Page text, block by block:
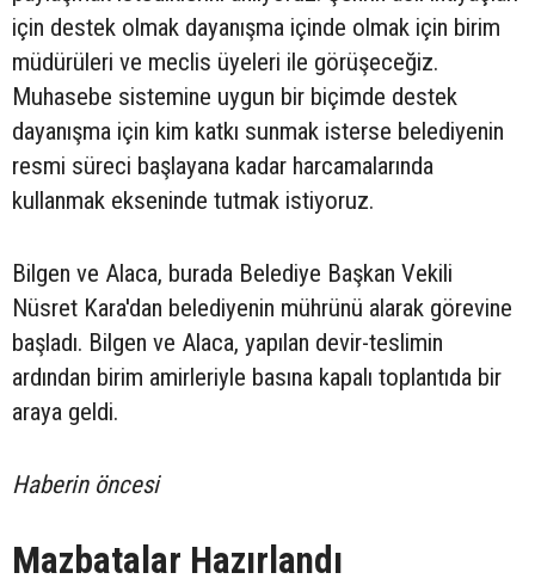
için destek olmak dayanışma içinde olmak için birim
müdürüleri ve meclis üyeleri ile görüşeceğiz.
Muhasebe sistemine uygun bir biçimde destek
dayanışma için kim katkı sunmak isterse belediyenin
resmi süreci başlayana kadar harcamalarında
kullanmak ekseninde tutmak istiyoruz.
Bilgen ve Alaca, burada Belediye Başkan Vekili
Nüsret Kara'dan belediyenin mührünü alarak görevine
başladı. Bilgen ve Alaca, yapılan devir-teslimin
ardından birim amirleriyle basına kapalı toplantıda bir
araya geldi.
Haberin öncesi
Mazbatalar Hazırlandı